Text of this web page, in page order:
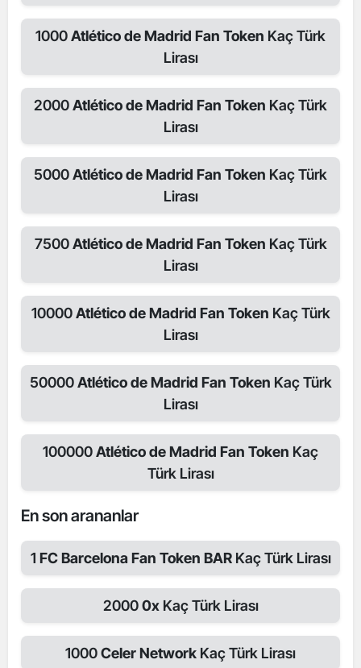
1000Atlético de Madrid Fan Token Kaç Türk
Lirası
2000Atlético de Madrid Fan Token Kaç Türk
Lirası
5000Atlético de Madrid Fan Token Kaç Türk
Lirası
7500Atlético de Madrid Fan Token Kaç Türk
Lirası
10000Atlético de Madrid Fan Token Kaç Türk
Lirası
50000Atlético de Madrid Fan Token Kaç Türk
Lirası
100000Atlético de Madrid Fan Token Kaç
Türk Lirası
En son arananlar
1 FC Barcelona Fan Token BAR Kaç Türk Lirası
20000x Kaç Türk Lirası
1000Celer Network Kaç Türk Lirası